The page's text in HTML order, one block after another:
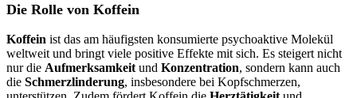
Die Rolle von Koffein
Koffein ist das am häufigsten konsumierte psychoaktive Molekül
weltweit und bringt viele positive Effekte mit sich. Es steigert nicht
nur die Aufmerksamkeit und Konzentration, sondern kann auch
die ​Schmerzlinderung, insbesondere bei Kopfschmerzen,